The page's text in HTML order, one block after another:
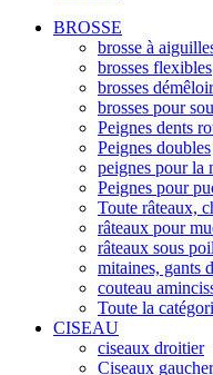
BROSSE
brosse à
brosses flexibles
brosses
brosses pour
Peignes dents
Peignes doubles
peignes pour la
Peignes pour
Toute râteaux,
râteaux pour
râteaux sous poil
mitaines, gants
couteau
Toute la
CISEAU
ciseaux droitier
Ciseaux gaucher